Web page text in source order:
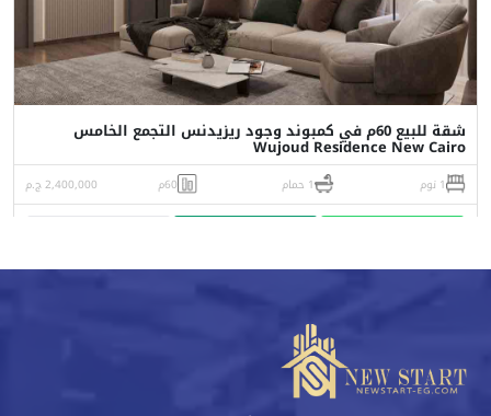
شقة للبيع 60م في كمبوند وجود ريزيدنس التجمع الخامس
Wujoud Residence New Cairo
1 نوم 1 حمام 60م 2,400,000 ج.م